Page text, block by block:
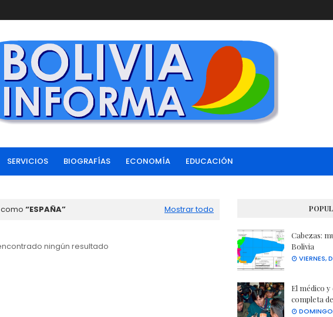
SERVICIOS BIOGRAFÍAS ECONOMÍA EDUCACIÓN
ESPAÑA Mostrar todo
ningún resultado
Cabezas:
Bolivia
VIERNES,
El médico
completa